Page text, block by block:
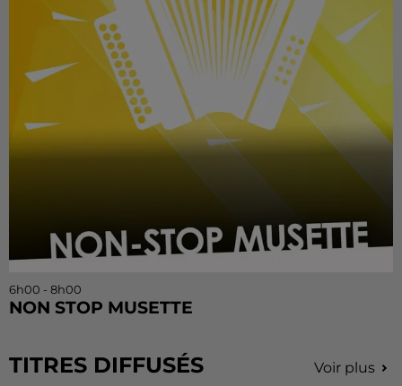
6h00 - 8h00
NON STOP MUSETTE
TITRES DIFFUSÉS Voir plus